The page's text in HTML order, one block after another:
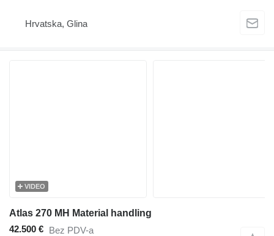
Hrvatska, Glina
VIDEO
Atlas 270 MH Material handling
42.500 € Bez PDV-a